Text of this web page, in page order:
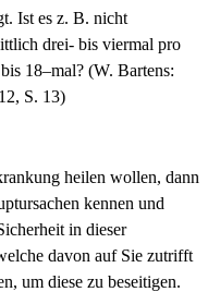
Ist es z. B. nicht
drei- bis viermal pro
bis 18–mal? (W. Bartens:
S. 13)
heilen wollen, dann
kennen und
in dieser
davon auf Sie zutrifft
um diese zu beseitigen.